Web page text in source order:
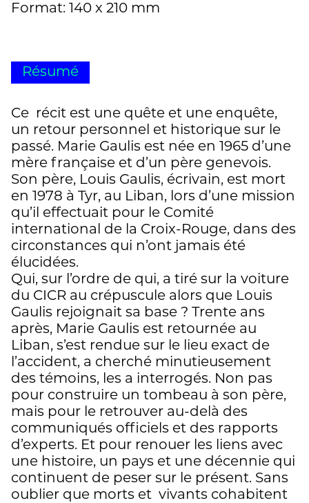
Format: 140 x 210 mm
Résumé
Ce récit est une quête et une enquête,
un retour personnel et historique sur le
passé. Marie Gaulis est née en 1965 d’une
mère française et d’un père genevois.
Son père, Louis Gaulis, écrivain, est mort
en 1978 à Tyr, au Liban, lors d’une mission
qu’il effectuait pour le Comité
international de la Croix-Rouge, dans des
circonstances qui n’ont jamais été
élucidées.
Qui, sur l’ordre de qui, a tiré sur la voiture
du CICR au crépuscule alors que Louis
Gaulis rejoignait sa base ? Trente ans
après, Marie Gaulis est retournée au
Liban, s’est rendue sur le lieu exact de
l’accident, a cherché minutieusement
des témoins, les a interrogés. Non pas
pour construire un tombeau à son père,
mais pour le retrouver au-delà des
communiqués officiels et des rapports
d’experts. Et pour renouer les liens avec
une histoire, un pays et une décennie qui
continuent de peser sur le présent. Sans
oublier que morts et vivants cohabitent